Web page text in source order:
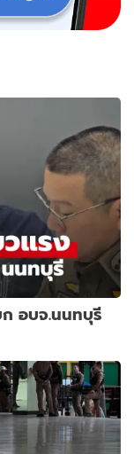
ก อบจ.นนทบุรี